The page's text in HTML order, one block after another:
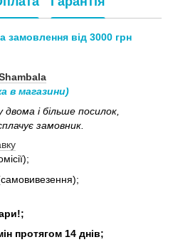
замовлення від 3000 грн
в магазини)
двома і більше посилок,
замовник.
протягом 14 днів;